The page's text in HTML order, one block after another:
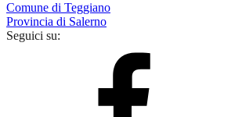
Comune di Teggiano
Provincia di Salerno
Seguici su: